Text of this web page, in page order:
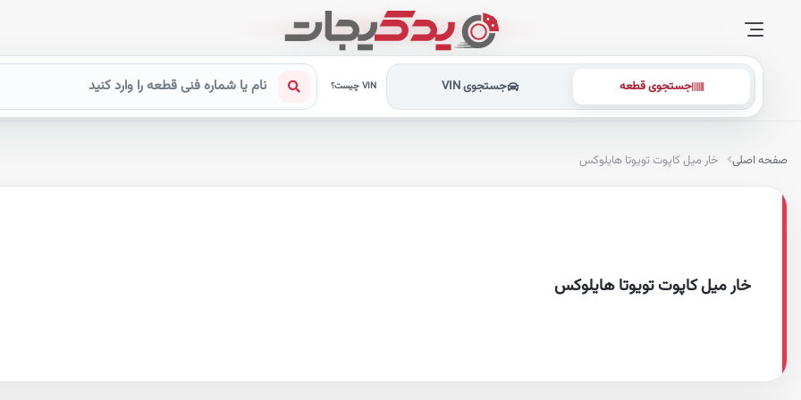
جستجوی قطعه جستجوی VIN VIN چیست؟
صفحه اصلی خار میل کاپوت تویوتا هایلوکس
خار میل کاپوت تویوتا هایلوکس